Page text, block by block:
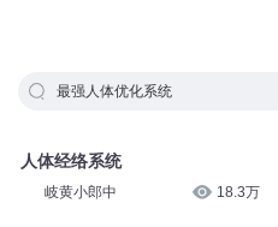
最强人体优化系统
人体经络系统
岐黄小郎中 18.3万